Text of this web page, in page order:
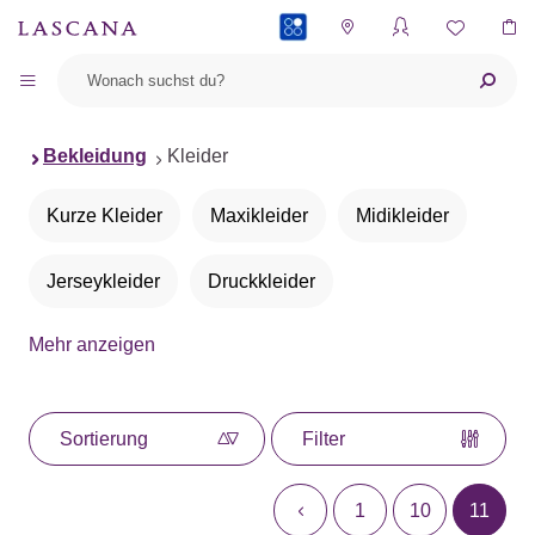
Bekleidung Kleider
Kurze Kleider Maxikleider Midikleider
Jerseykleider Druckkleider
Sommerkleider
Neckholderkleider Gepunktete Kleider
Mehr anzeigen
Sortierung Filter
1 10 11